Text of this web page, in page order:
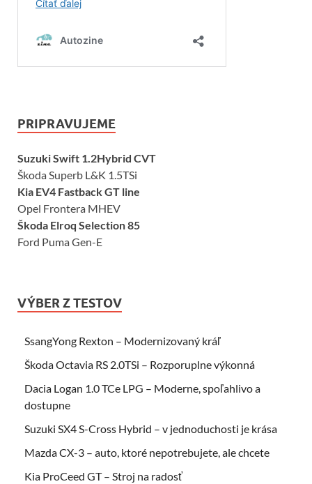
PRIPRAVUJEME
Suzuki Swift 1.2Hybrid CVT
Škoda Superb L&K 1.5TSi
Kia EV4 Fastback GT line
Opel Frontera MHEV
Škoda Elroq Selection 85
Ford Puma Gen-E
VÝBER Z TESTOV
SsangYong Rexton – Modernizovaný kráľ
Škoda Octavia RS 2.0TSi – Rozporuplne výkonná
Dacia Logan 1.0 TCe LPG – Moderne, spoľahlivo a
dostupne
Suzuki SX4 S-Cross Hybrid – v jednoduchosti je krása
Mazda CX-3 – auto, ktoré nepotrebujete, ale chcete
Kia ProCeed GT – Stroj na radosť